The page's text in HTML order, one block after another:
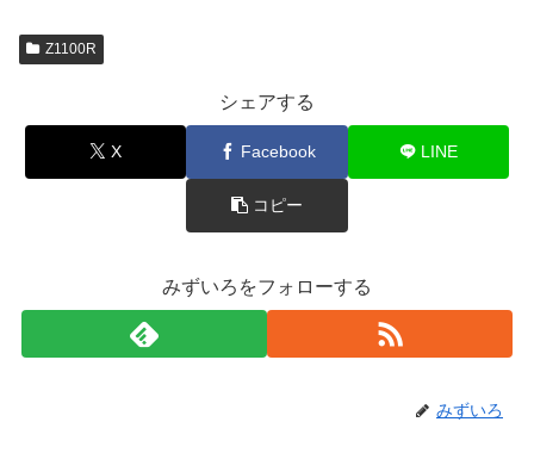
Z1100R
シェアする
X Facebook LINE
コピー
みずいろをフォローする
みずいろ